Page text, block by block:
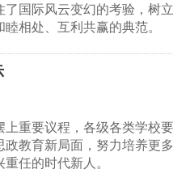
了国际风云变幻的考验，树
相处、互利共赢的典范。
重要议程，各级各类学校
政教育新局面，努力培养更
任的时代新人。